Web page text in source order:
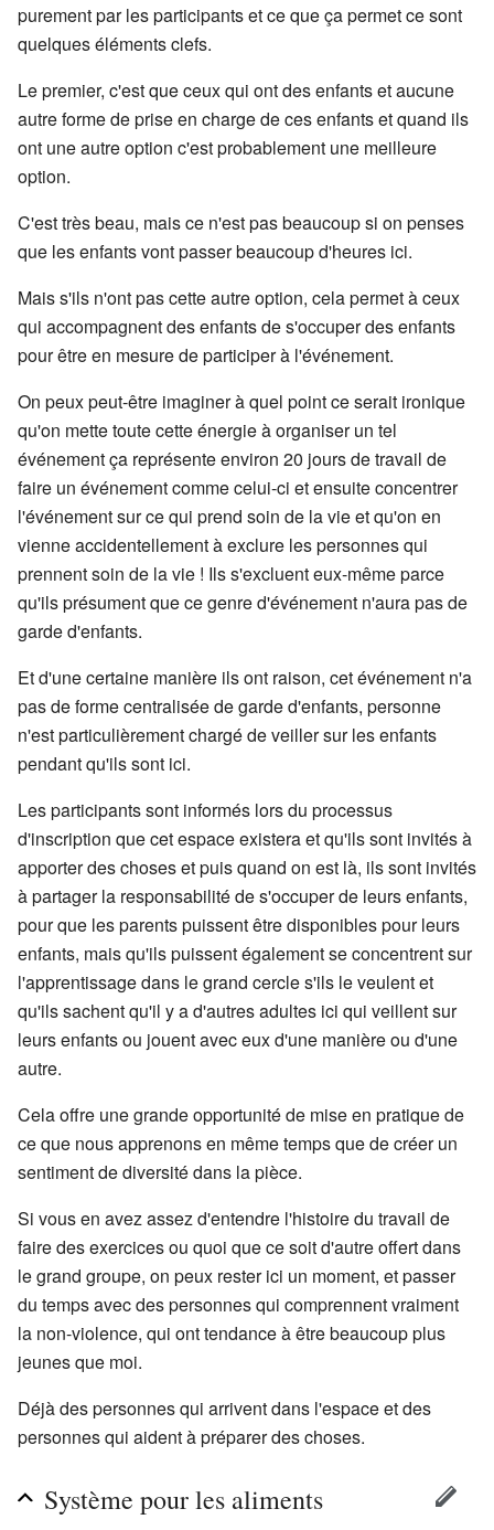
purement par les participants et ce que ça permet ce sont
quelques éléments clefs.
Le premier, c'est que ceux qui ont des enfants et aucune
autre forme de prise en charge de ces enfants et quand ils
ont une autre option c'est probablement une meilleure
option.
C'est très beau, mais ce n'est pas beaucoup si on penses
que les enfants vont passer beaucoup d'heures ici.
Mais s'ils n'ont pas cette autre option, cela permet à ceux
qui accompagnent des enfants de s'occuper des enfants
pour être en mesure de participer à l'événement.
On peux peut-être imaginer à quel point ce serait ironique
qu'on mette toute cette énergie à organiser un tel
événement ça représente environ 20 jours de travail de
faire un événement comme celui-ci et ensuite concentrer
l'événement sur ce qui prend soin de la vie et qu'on en
vienne accidentellement à exclure les personnes qui
prennent soin de la vie ! Ils s'excluent eux-même parce
qu'ils présument que ce genre d'événement n'aura pas de
garde d'enfants.
Et d'une certaine manière ils ont raison, cet événement n'a
pas de forme centralisée de garde d'enfants, personne
n'est particulièrement chargé de veiller sur les enfants
pendant qu'ils sont ici.
Les participants sont informés lors du processus
d'inscription que cet espace existera et qu'ils sont invités à
apporter des choses et puis quand on est là, ils sont invités
à partager la responsabilité de s'occuper de leurs enfants,
pour que les parents puissent être disponibles pour leurs
enfants, mais qu'ils puissent également se concentrent sur
l'apprentissage dans le grand cercle s'ils le veulent et
qu'ils sachent qu'il y a d'autres adultes ici qui veillent sur
leurs enfants ou jouent avec eux d'une manière ou d'une
autre.
Cela offre une grande opportunité de mise en pratique de
ce que nous apprenons en même temps que de créer un
sentiment de diversité dans la pièce.
Si vous en avez assez d'entendre l'histoire du travail de
faire des exercices ou quoi que ce soit d'autre offert dans
le grand groupe, on peux rester ici un moment, et passer
du temps avec des personnes qui comprennent vraiment
la non-violence, qui ont tendance à être beaucoup plus
jeunes que moi.
Déjà des personnes qui arrivent dans l'espace et des
personnes qui aident à préparer des choses.
Système pour les aliments